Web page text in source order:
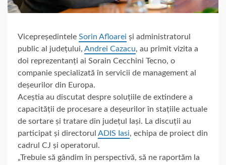
Vicepreședintele Sorin Afloarei și administratorul
public al județului, Andrei Cazacu, au primit vizita a
doi reprezentanți ai Sorain Cecchini Tecno, o
companie specializată în servicii de management al
deșeurilor din Europa.
Aceștia au discutat despre soluțiile de extindere a
capacității de procesare a deșeurilor în stațiile actuale
de sortare și tratare din județul Iași. La discuții au
participat și directorul ADIS Iasi, echipa de proiect din
cadrul CJ și operatorul.
„Trebuie să gândim în perspectivă, să ne raportăm la